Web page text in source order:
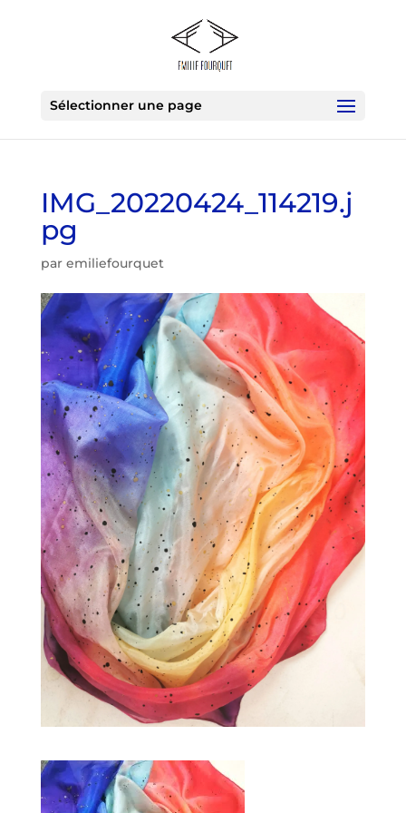
Sélectionner une page
IMG_20220424_114219.j
pg
par emiliefourquet